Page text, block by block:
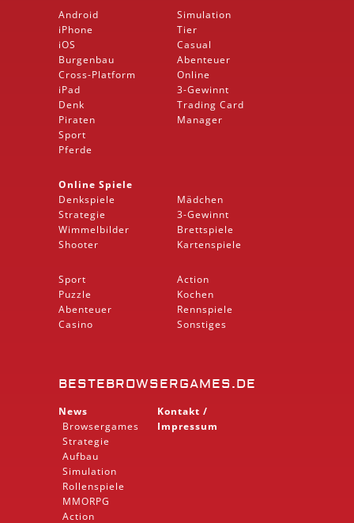
Android
iPhone
iOS
Burgenbau
Cross-Platform
iPad
Denk
Piraten
Sport
Pferde
Simulation
Tier
Casual
Abenteuer
Online
3-Gewinnt
Trading Card
Manager
Online Spiele
Denkspiele
Strategie
Wimmelbilder
Shooter
Mädchen
3-Gewinnt
Brettspiele
Kartenspiele
Sport
Puzzle
Abenteuer
Casino
Action
Kochen
Rennspiele
Sonstiges
BESTEBROWSERGAMES.DE
News
Browsergames
Strategie
Aufbau
Simulation
Rollenspiele
MMORPG
Action
Kontakt /
Impressum